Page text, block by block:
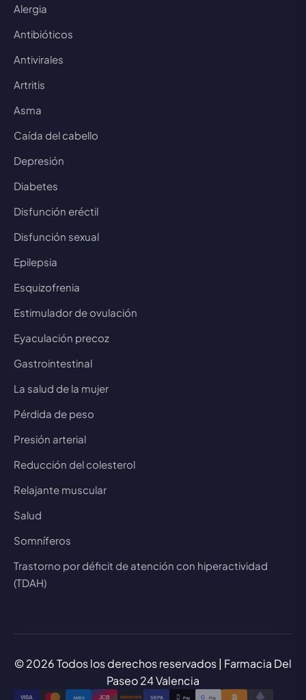
Alergia
Antibióticos
Antivirales
Artritis
Asma
Caída del cabello
Depresión
Diabetes
Disfunción eréctil
Disfunción sexual
Epilepsia
Esquizofrenia
Estimulador de ovulación
Eyaculación precoz
Gastrointestinal
La salud de la mujer
Pérdida de peso
Presión arterial
Reducción del colesterol
Relajante muscular
Salud
Somníferos
Trastorno por déficit de atención con hiperactividad
(TDAH)
© 2026 Todos los derechos reservados | Farmacia Del
Paseo 24 Valencia
VISA AMEX JCB DISCOVER SEPA  Pay G Pay ₿